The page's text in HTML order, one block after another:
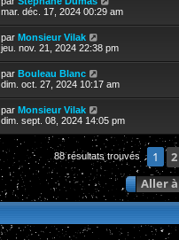
mar. déc. 17, 2024 00:29 am
par Monsieur Vilak
jeu. nov. 21, 2024 22:38 pm
par Bouleau Blanc
dim. oct. 27, 2024 10:17 am
par Monsieur Vilak
dim. sept. 08, 2024 14:05 pm
88 résultats trouvés 1 2
Aller à